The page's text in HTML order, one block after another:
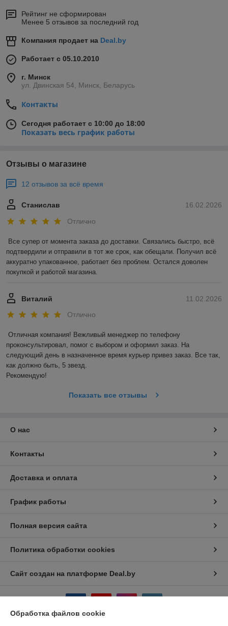
Рейтинг не сформирован
Менее 5 отзывов за последний год
Компания продает на Deal.by
Работает с 05.10.2010
г. Минск
ул. Двинская 54, Минск, Беларусь
Контакты
Сегодня работает с 10:00 до 18:00
Показать весь график работы
Отзывы о магазине
12 отзывов за всё время
16.02.2026
Станислав
Отлично
Все супер от момента заказа до доставки. Связались быстро, всё
подтвердили и отправили в тот же срок, как обещали. Получил всё
аккуратно упакованное, работает без проблем. Остался доволен
покупкой и работой магазина.
11.02.2026
Виталий
Отлично
Отличная компания! Вежливый менеджер по телефону
проконсультировал, помог с выбором и оформил заказ. На
следующий день в назначенное время курьер привез заказ. Все так,
как должно быть, 5 звезд.
Рекомендую!
Показать все отзывы
О нас
Контакты
Доставка и оплата
График работы
Полная версия сайта
Политика обработки cookies
Сайт создан на платформе Deal.by
Обработка файлов cookie